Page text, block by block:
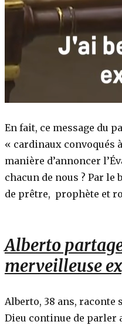
En fait, ce message du
« cardinaux convoqués
manière d’annoncer
chacun de nous ? Par le
de prêtre, prophète et
Alberto
merveilleuse
Alberto, 38 ans, raconte
Dieu continue de parler